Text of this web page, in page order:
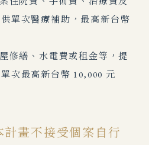
單次醫療補助，最高新台幣
修繕、水電費或租金等，提
次最高新台幣 10,000 元
畫不接受個案自行